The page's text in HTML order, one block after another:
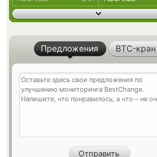
Предложения BTC-кран